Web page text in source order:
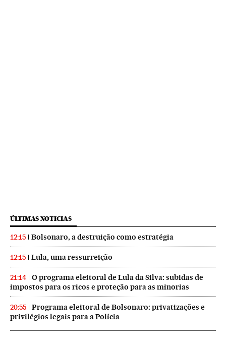
ÚLTIMAS NOTICIAS
12:15 Bolsonaro, a destruição como estratégia
12:15 Lula, uma ressurreição
21:14
O programa eleitoral de Lula da Silva: subidas de
impostos para os ricos e proteção para as minorias
20:55
Programa eleitoral de Bolsonaro: privatizações e
privilégios legais para a Polícia